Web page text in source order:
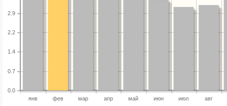
янв фев мар апр май июн июл авг
0.0
0.7
1.4
2.2
2.9